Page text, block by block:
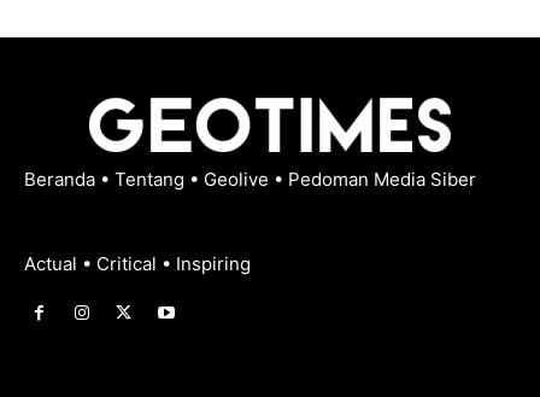
Beranda • Tentang • Geolive • Pedoman Media Siber
Actual • Critical • Inspiring